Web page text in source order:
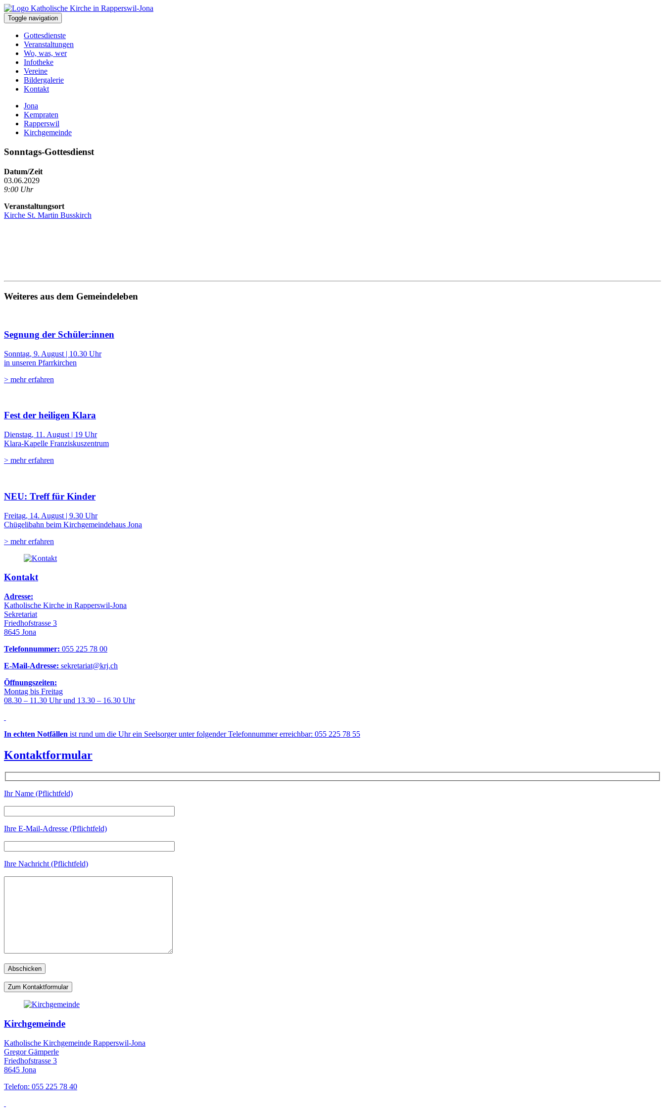
Toggle navigation
Gottesdienste
Veranstaltungen
Wo, was, wer
Infotheke
Vereine
Bildergalerie
Kontakt
Jona
Kempraten
Rapperswil
Kirchgemeinde
Sonntags-Gottesdienst
Datum/Zeit
03.06.2029
9:00 Uhr
Veranstaltungsort
Kirche St. Martin Busskirch
Weiteres aus dem Gemeindeleben
Segnung der Schüler:innen
Sonntag, 9. August | 10.30 Uhr
in unseren Pfarrkirchen
> mehr erfahren
Fest der heiligen Klara
Dienstag, 11. August | 19 Uhr
Klara-Kapelle Franziskuszentrum
> mehr erfahren
NEU: Treff für Kinder
Freitag, 14. August | 9.30 Uhr
Chügelibahn beim Kirchgemeindehaus Jona
> mehr erfahren
Kontakt
Adresse:
Katholische Kirche in Rapperswil-Jona
Sekretariat
Friedhofstrasse 3
8645 Jona
Telefonnummer: 055 225 78 00
E-Mail-Adresse: sekretariat@krj.ch
Öffnungszeiten:
Montag bis Freitag
08.30 – 11.30 Uhr und 13.30 – 16.30 Uhr
In echten Notfällen ist rund um die Uhr ein Seelsorger unter folgender Telefonnummer erreichbar: 055 225 78 55
Kontaktformular
Ihr Name (Pflichtfeld)
Ihre E-Mail-Adresse (Pflichtfeld)
Ihre Nachricht (Pflichtfeld)
Zum Kontaktformular
Kirchgemeinde
Katholische Kirchgemeinde Rapperswil-Jona
Gregor Gämperle
Friedhofstrasse 3
8645 Jona
Telefon: 055 225 78 40